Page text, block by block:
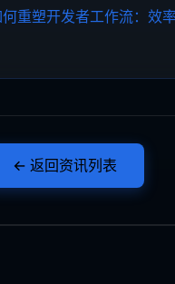
重塑开发者工作流：效
← 返回资讯列表